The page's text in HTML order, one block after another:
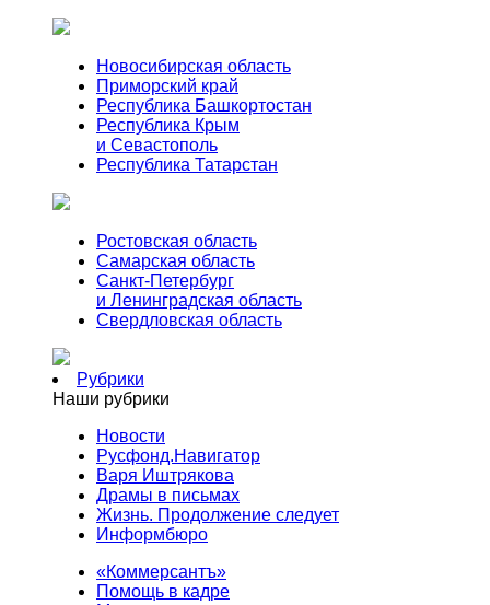
Новосибирская область
Приморский край
Республика Башкортостан
Республика Крым
и Севастополь
Республика Татарстан
Ростовская область
Самарская область
Санкт-Петербург
и Ленинградская область
Свердловская область
Рубрики
Наши рубрики
Новости
Русфонд.Навигатор
Варя Иштрякова
Драмы в письмах
Жизнь. Продолжение следует
Информбюро
«Коммерсантъ»
Помощь в кадре